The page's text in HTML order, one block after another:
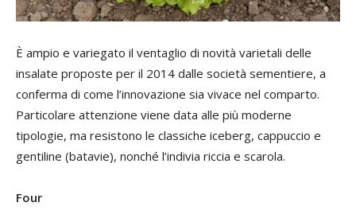
È ampio e variegato il ventaglio di novità varietali delle
insalate proposte per il 2014 dalle società sementiere, a
conferma di come l’innovazione sia vivace nel comparto.
Particolare attenzione viene data alle più moderne
tipologie, ma resistono le classiche iceberg, cappuccio e
gentiline (batavie), nonché l’indivia riccia e scarola.
Four